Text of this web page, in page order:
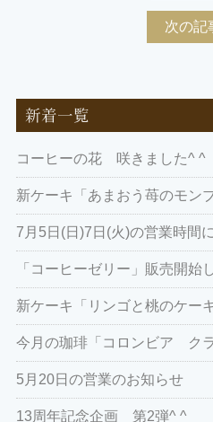
次の記
新着一覧
コーヒーの花 咲きました^ ^
新ケーキ「あまおう苺のモン
7月5日(日)7日(火)の営業時間
「コーヒーゼリー」販売開始
新ケーキ「リンゴと桃のケー
今月の珈琲「コロンビア ク
5月20日の営業のお知らせ
13周年記念企画 第2弾^ ^